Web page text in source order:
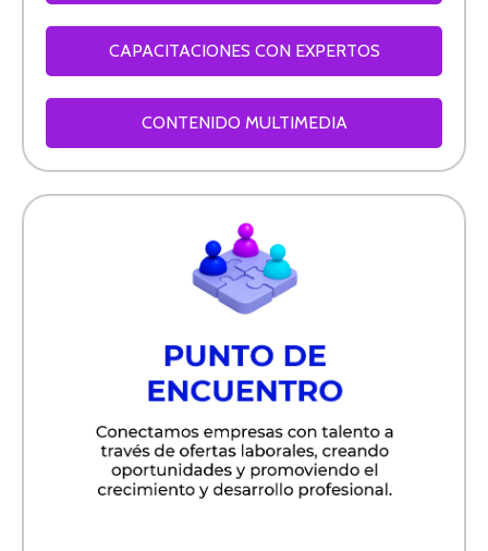
CAPACITACIONES CON EXPERTOS
CONTENIDO MULTIMEDIA